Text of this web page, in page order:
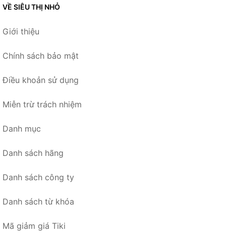
VỀ SIÊU THỊ NHỎ
Giới thiệu
Chính sách bảo mật
Điều khoản sử dụng
Miễn trừ trách nhiệm
Danh mục
Danh sách hãng
Danh sách công ty
Danh sách từ khóa
Mã giảm giá Tiki